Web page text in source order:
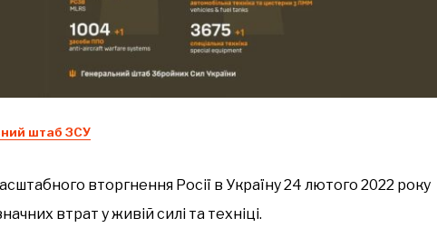
штаб ЗСУ
вторгнення Росії в Україну 24 лютого 2022 року
втрат у живій силі та техніці.